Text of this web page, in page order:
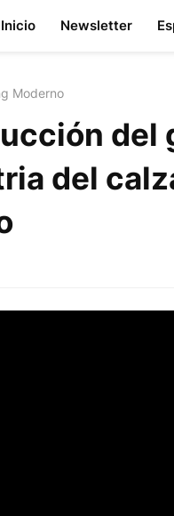
Inicio Newsletter
Moderno
del
del